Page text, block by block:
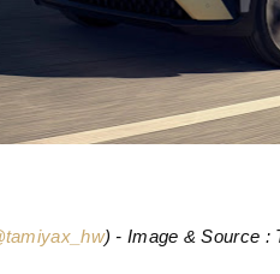
) - Image & Source :